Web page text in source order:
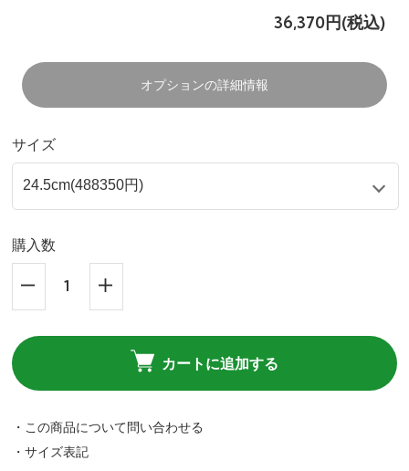
36,370円(税込)
オプションの詳細情報
サイズ
購入数
カートに追加する
・この商品について問い合わせる
・サイズ表記
488,350円(税込)
63,080円(税込)